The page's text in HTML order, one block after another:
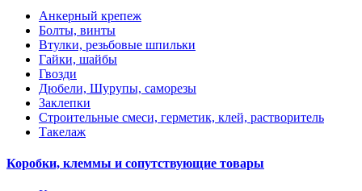
Анкерный крепеж
Болты, винты
Втулки, резьбовые шпильки
Гайки, шайбы
Гвозди
Дюбели, Шурупы, саморезы
Заклепки
Строительные смеси, герметик, клей, растворитель
Такелаж
Коробки, клеммы и сопутствующие товары